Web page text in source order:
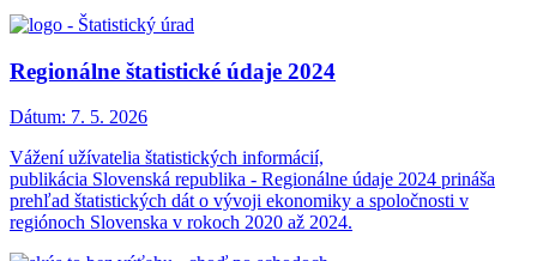
Regionálne štatistické údaje 2024
Dátum: 7. 5. 2026
Vážení užívatelia štatistických informácií,
publikácia Slovenská republika ‐ Regionálne údaje 2024 prináša
prehľad štatistických dát o vývoji ekonomiky a spoločnosti v
regiónoch Slovenska v rokoch 2020 až 2024.